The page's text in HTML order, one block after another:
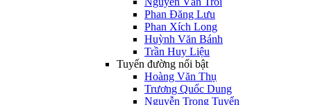
Phan Đăng Lưu
Phan Xích Long
Huỳnh Văn Bánh
Trần Huy Liệu
Tuyến đường nổi bật
Hoàng Văn Thụ
Trương Quốc Dung
Nguyễn Trọng Tuyển